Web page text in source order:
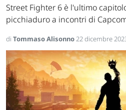
Street Fighter 6 è l'ultimo
picchiaduro a incontri di
di Tommaso Alisonno22 dicembre